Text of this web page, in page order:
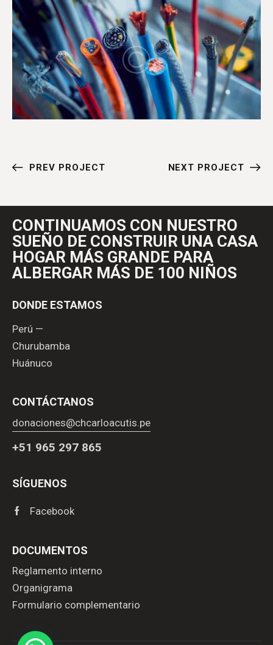
PREV PROJECT NEXT PROJECT
CONTINUAMOS CON NUESTRO
SUEÑO DE CONSTRUIR UNA CASA
HOGAR MÁS GRANDE PARA
ALBERGAR MÁS DE 100 NIÑOS
DONDE ESTAMOS
Perú —
Churubamba
Huánuco
CONTÁCTANOS
donaciones@chcarloacutis.pe
+51 965 297 865
SÍGUENOS
Facebook
DOCUMENTOS
Reglamento interno
Organigrama
Formulario complementario